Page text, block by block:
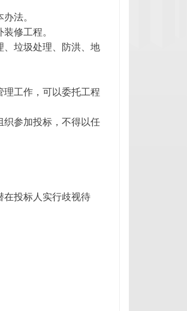
法。
修工程。
、垃圾处理、防洪、地
工作，可以委托工程
参加投标，不得以任
投标人实行歧视待